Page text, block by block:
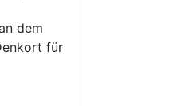
dem
für